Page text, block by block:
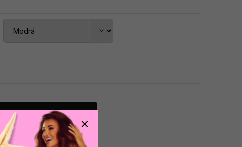
Přidat do košíku